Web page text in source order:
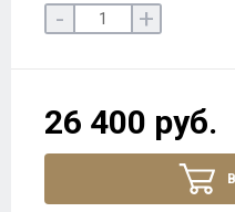
- +
26 400 руб.